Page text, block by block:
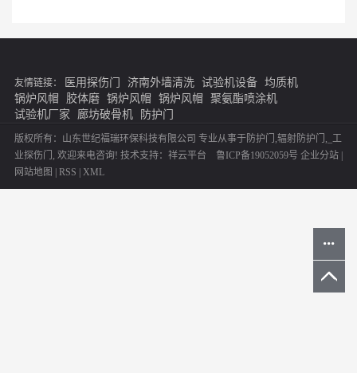
友情链接： 医用探伤门 济南外墙清洗 试验机设备
均质机
锅炉风帽
胶体磨 锅炉风帽 锅炉风帽
聚氨酯喷涂机
试验机厂家
廊坊破骨机 防护门
版权所有：山东世纪福瑞环保科技有限公司 专业从事于防护门 ,辐射防护门 , _工
业探伤门 , 欢迎来电咨询! 技术支持： 祥云平台 鲁ICP备19052059号 企业分站|
网站地图 | RSS | XML